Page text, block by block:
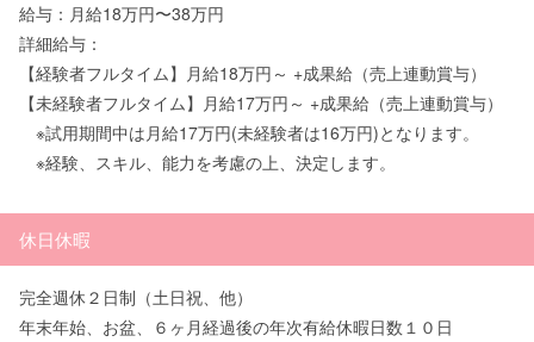
給与：月給18万円〜38万円
詳細給与：
【経験者フルタイム】月給18万円～ +成果給（売上連動賞与）
【未経験者フルタイム】月給17万円～ +成果給（売上連動賞与）
※試用期間中は月給17万円(未経験者は16万円)となります。
※経験、スキル、能力を考慮の上、決定します。
休日休暇
完全週休２日制（土日祝、他）
年末年始、お盆、６ヶ月経過後の年次有給休暇日数１０日